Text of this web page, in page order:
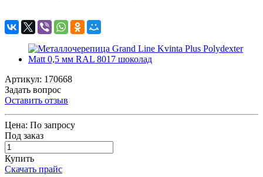
Артикул: 170668
Задать вопрос
Оставить отзыв
Цена: По запросу
Под заказ
Купить
Скачать прайс